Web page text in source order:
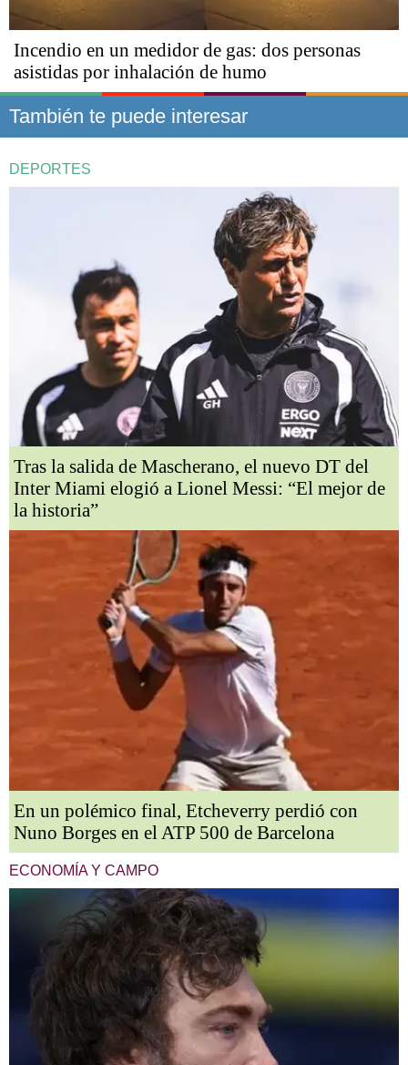
Incendio en un medidor de gas: dos personas
asistidas por inhalación de humo
También te puede interesar
DEPORTES
Tras la salida de Mascherano, el nuevo DT del
Inter Miami elogió a Lionel Messi: “El mejor de
la historia”
En un polémico final, Etcheverry perdió con
Nuno Borges en el ATP 500 de Barcelona
ECONOMÍA Y CAMPO